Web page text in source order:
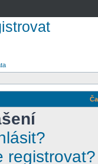
registrovat?